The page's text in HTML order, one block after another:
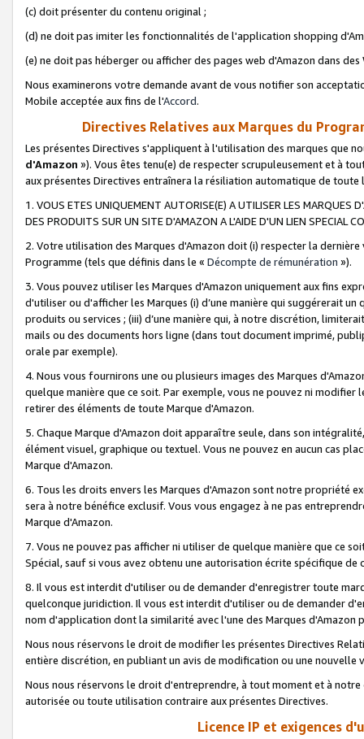
(c) doit présenter du contenu original ;
(d) ne doit pas imiter les fonctionnalités de l'application shopping
(e) ne doit pas héberger ou afficher des pages web d'Amazon dans
Nous examinerons votre demande avant de vous notifier son
Mobile acceptée aux fins de l'Accord.
Directives Relatives aux Marques du
Les présentes Directives s'appliquent à l'utilisation des marques que
d'Amazon »). Vous êtes tenu(e) de respecter scrupuleusement et à
aux présentes Directives entraînera la résiliation automatique de
1. VOUS ETES UNIQUEMENT AUTORISE(E) A UTILISER LES MARQUES
DES PRODUITS SUR UN SITE D'AMAZON A L'AIDE D'UN LIEN SPECIAL
2. Votre utilisation des Marques d'Amazon doit (i) respecter la
Programme (tels que définis dans le « Décompte de rémunération »).
3. Vous pouvez utiliser les Marques d'Amazon uniquement aux fins
d'utiliser ou d'afficher les Marques (i) d’une manière qui suggérerait
produits ou services ; (iii) d’une manière qui, à notre discrétion,
mails ou des documents hors ligne (dans tout document imprimé,
orale par exemple).
4. Nous vous fournirons une ou plusieurs images des Marques
quelque manière que ce soit. Par exemple, vous ne pouvez ni
retirer des éléments de toute Marque d'Amazon.
5. Chaque Marque d'Amazon doit apparaître seule, dans son
élément visuel, graphique ou textuel. Vous ne pouvez en aucun cas
Marque d'Amazon.
6. Tous les droits envers les Marques d'Amazon sont notre propriété
sera à notre bénéfice exclusif. Vous vous engagez à ne pas
Marque d'Amazon.
7. Vous ne pouvez pas afficher ni utiliser de quelque manière que ce
Spécial, sauf si vous avez obtenu une autorisation écrite spécifique de
8. Il vous est interdit d'utiliser ou de demander d'enregistrer toute
quelconque juridiction. Il vous est interdit d'utiliser ou de demander
nom d'application dont la similarité avec l'une des Marques
Nous nous réservons le droit de modifier les présentes Directives
entière discrétion, en publiant un avis de modification ou une nouvelle
Nous nous réservons le droit d'entreprendre, à tout moment et à
autorisée ou toute utilisation contraire aux présentes Directives.
Licence IP et exigences